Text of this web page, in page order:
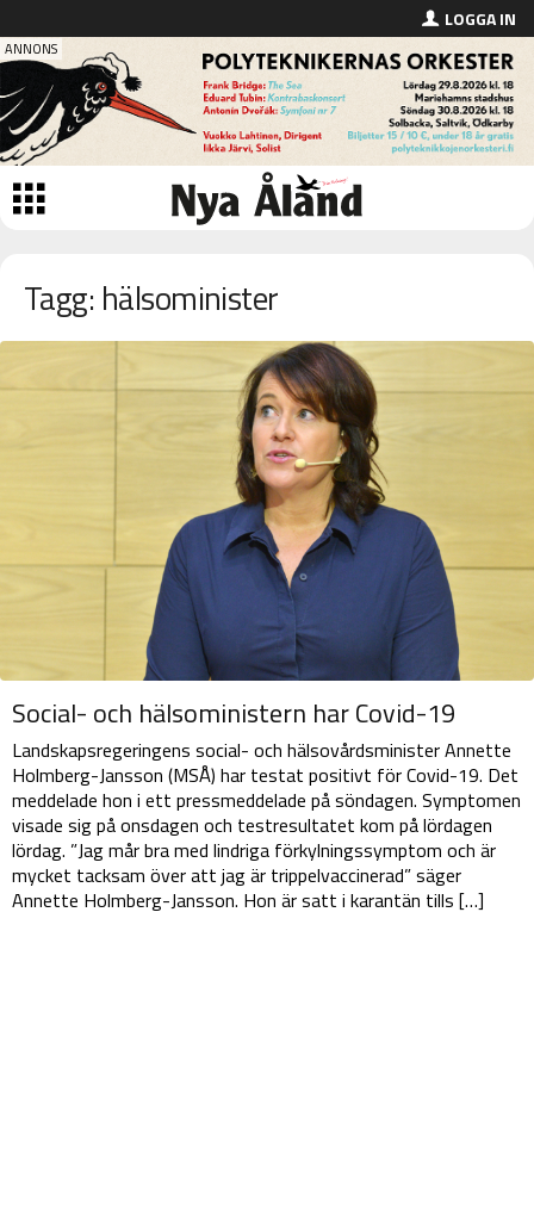
LOGGA IN
Tagg: hälsominister
Social- och hälsoministern har Covid-19
Landskapsregeringens social- och hälsovårdsminister Annette
Holmberg-Jansson (MSÅ) har testat positivt för Covid-19. Det
meddelade hon i ett pressmeddelade på söndagen. Symptomen
visade sig på onsdagen och testresultatet kom på lördagen
lördag. ”Jag mår bra med lindriga förkylningssymptom och är
mycket tacksam över att jag är trippelvaccinerad” säger
Annette Holmberg-Jansson. Hon är satt i karantän tills […]